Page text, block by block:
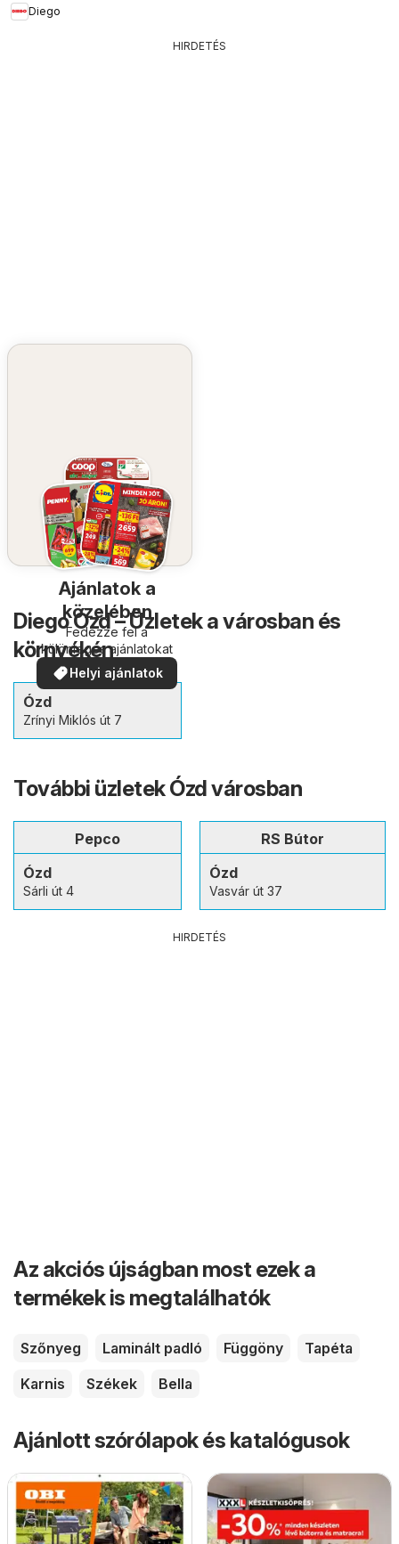
Diego
HIRDETÉS
Ajánlatok a
közelében
Fedezze fel a
különleges ajánlatokat
Helyi ajánlatok
Diego Ózd – Üzletek a városban és
környékén
Ózd
Zrínyi Miklós út 7
További üzletek Ózd városban
Pepco
Ózd
Sárli út 4
RS Bútor
Ózd
Vasvár út 37
HIRDETÉS
Az akciós újságban most ezek a
termékek is megtalálhatók
Szőnyeg Laminált padló Függöny
Tapéta
Karnis
Székek Bella
Ajánlott szórólapok és katalógusok